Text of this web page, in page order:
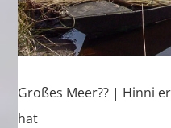
Großes Meer?? | Hinni
hat